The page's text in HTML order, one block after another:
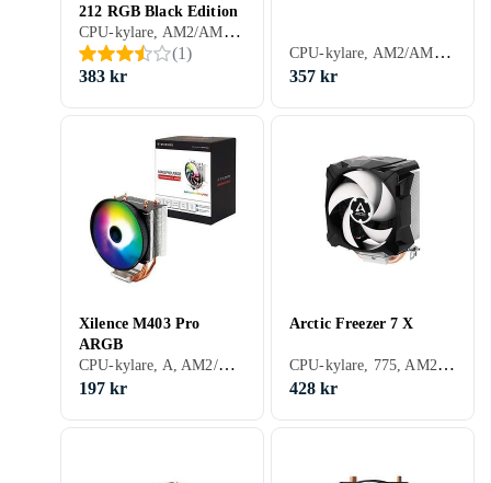
212 RGB Black Edition
CPU-kylare, AM2/AM3, 1366, 1156, 1155, 2011, AM2+, AM3+, FM1, FM2, 1150, FM2+, 1151, 2011-3, AM4, 2066, 1700, Aktiv kylning (fläkt)
(1)
383 kr
CPU-kylare, AM2/AM3, AM2+, AM3+, FM1, FM2, 1150, FM2+, AM5, Aktiv kylning (fläkt)
357 kr
Xilence M403 Pro
ARGB
CPU-kylare, A, AM2/AM3, 1156, 1155, 2011, AM2+, AM3+, FM1, FM2, 1150, FM2+, 1151, 1700, AM5, Aktiv kylning (fläkt)
197 kr
Arctic Freezer 7 X
CPU-kylare, 775, AM2/AM3, 1156, 1155, AM3+, FM1, FM2, 1150, FM2+, 1151, 2066, 1200, 1700, Aktiv kylning (fläkt)
428 kr